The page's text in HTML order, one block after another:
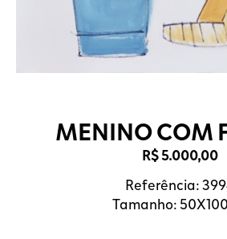
MENINO COM
R$5.000,00
Referência:
Tamanho: